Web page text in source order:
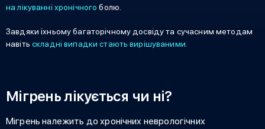
на лікуванні хронічного болю.
Завдяки їхньому багаторічному досвіду та сучасним методам
навіть складні випадки стають вирішуваними.
Мігрень лікується чи ні?
Мігрень належить до хронічних неврологічних